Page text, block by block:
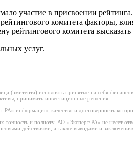
участие в присвоении
комитета факторы,
рейтингового комитета
услуг.
исполнять принятые на себя
принимать инвестиционные решения.
информацию, качество и достоверность
и полноту. АО «Эксперт РА» не несет
действиями, а также выводами и